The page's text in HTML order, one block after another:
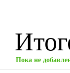
Пока не